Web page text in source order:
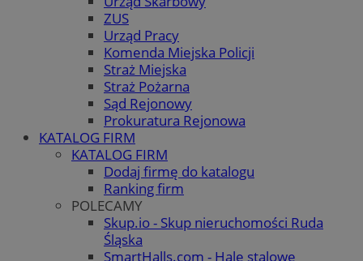
ZUS
Urząd Pracy
Komenda Miejska Policji
Straż Miejska
Straż Pożarna
Sąd Rejonowy
Prokuratura Rejonowa
KATALOG FIRM
KATALOG FIRM
Dodaj firmę do katalogu
Ranking firm
POLECAMY
Skup.io - Skup nieruchomości Ruda
Śląska
SmartHalls.com - Hale stalowe